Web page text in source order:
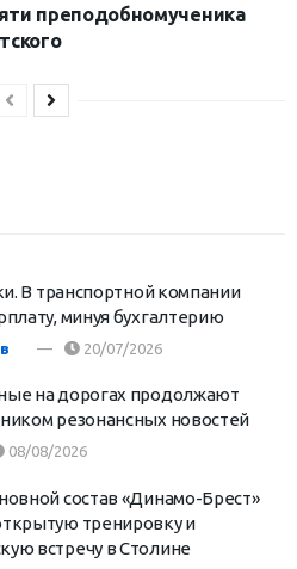
преподобномученика
В транспортной компании
минуя бухгалтерию
20/07/2026
на дорогах продолжают
резонансных новостей
08/08/2026
состав «Динамо-Брест»
тренировку и
встречу в Столине